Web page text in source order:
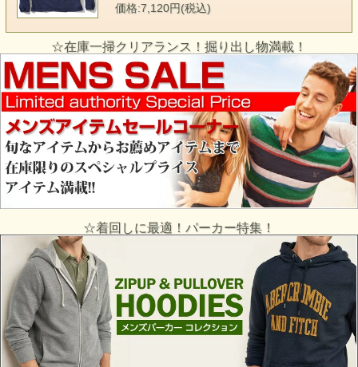
価格:7,120円(税込)
☆在庫一掃クリアランス！掘り出し物満載！
☆着回しに最適！パーカー特集！